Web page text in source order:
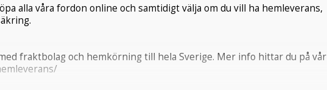
alla våra fordon online och samtidigt välja om du vill ha hemleverans,
fraktbolag och hemkörning till hela Sverige. Mer info hittar du på vår